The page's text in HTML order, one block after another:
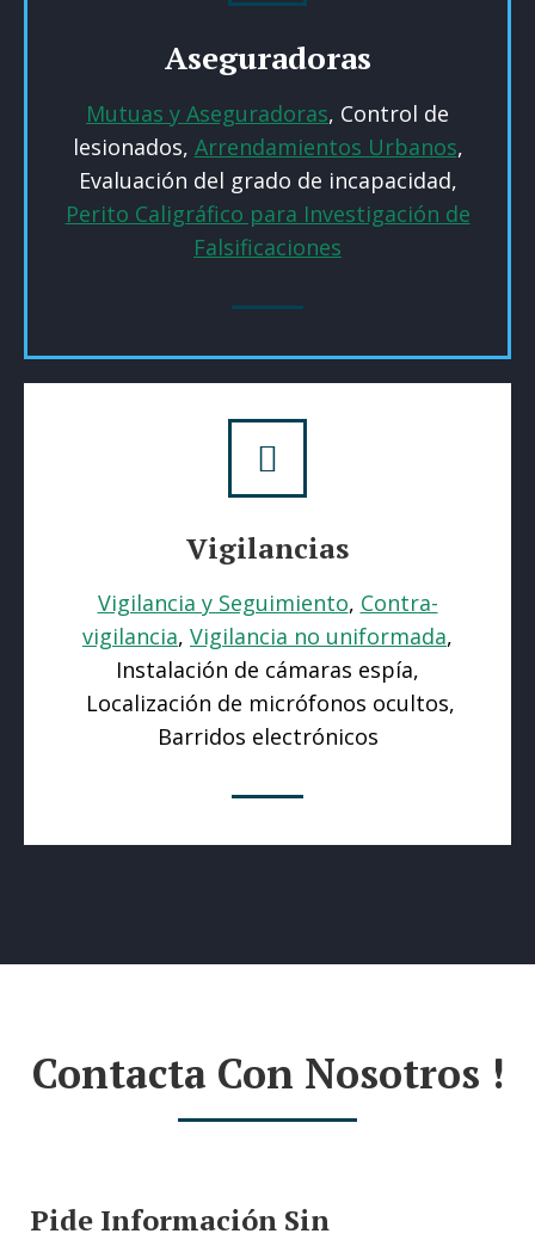
Aseguradoras
Mutuas y Aseguradoras, Control de
lesionados, Arrendamientos Urbanos,
Evaluación del grado de incapacidad,
Perito Caligráfico para Investigación de
Falsificaciones
Vigilancias
Vigilancia y Seguimiento, Contra-
vigilancia, Vigilancia no uniformada,
Instalación de cámaras espía,
Localización de micrófonos ocultos,
Barridos electrónicos
Contacta Con Nosotros !
Pide Información Sin